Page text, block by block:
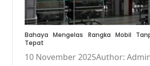
Bahaya Mengelas Rangka Mobil
Tepat
10 November 2025Author: